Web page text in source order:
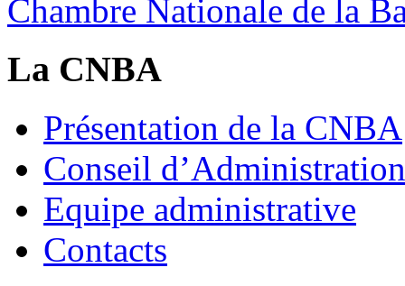
Chambre Nationale de la
La CNBA
Présentation de la CNBA
Conseil d’Administration
Equipe administrative
Contacts